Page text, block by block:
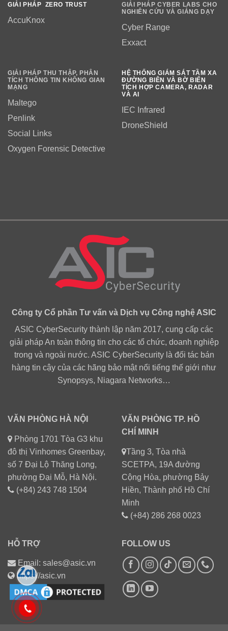
GIẢI PHÁP ZERO TRUST
AccuKnox
GIẢI PHÁP CYBER LABS CHO
NGHIÊN CỨU VÀ GIẢNG DẠY
Cyber Range
Exxact
GIẢI PHÁP THU THẬP, PHÂN
TÍCH THÔNG TIN KHÔNG GIAN
MẠNG
Maltego
Penlink
Social Links
Oxygen Forensic Detective
HỆ THỐNG GIÁM SÁT TẦM XA
ĐƯỜNG BIÊN VÀ BỜ BIỂN
TÍCH HỢP CAMERA, RADAR
VÀ AI
IEC Infrared
DroneShield
Công ty Cổ phần Tư vấn và Dịch vụ Công nghệ ASIC
ASIC CyberSecurity thành lập năm 2017, cung cấp các
giải pháp An toàn thông tin cho các tổ chức, doanh nghiệp
trong và ngoài nước. ASIC CyberSecurity là đối tác bán
hàng tin cậy của các hãng bảo mật nổi tiếng thế giới như
Synopsys, Niagara Networks…
VĂN PHÒNG HÀ NỘI
Phòng 1701 Tòa G3 khu
đô thị Vinhomes Greenbay,
số 7 Đại Lộ Thăng Long,
phường Đại Mỗ, Hà Nội.
(+84) 243 748 1504
VĂN PHÒNG TP. HỒ
CHÍ MINH
Tầng 3, Tòa nhà
SCETPA, 19A đường
Cộng Hòa, phường Bảy
Hiền, Thành phố Hồ Chí
Minh
(+84) 286 268 0023
HỖ TRỢ
Email: sales@asic.vn
https://asic.vn
FOLLOW US